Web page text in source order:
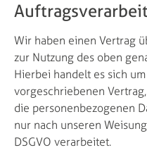
Wir haben einen Vertrag
zur Nutzung des oben
Hierbei handelt es sich
vorgeschriebenen
die personenbezogenen
nur nach unseren
DSGVO verarbeitet.